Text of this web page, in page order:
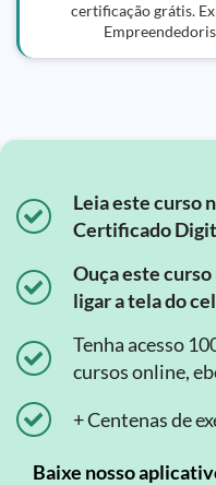
certificação grátis.
Leia este curso
Certificado
Ouça este
ligar a tela do
Tenha acesso
cursos online,
+ Centenas de
Baixe nosso